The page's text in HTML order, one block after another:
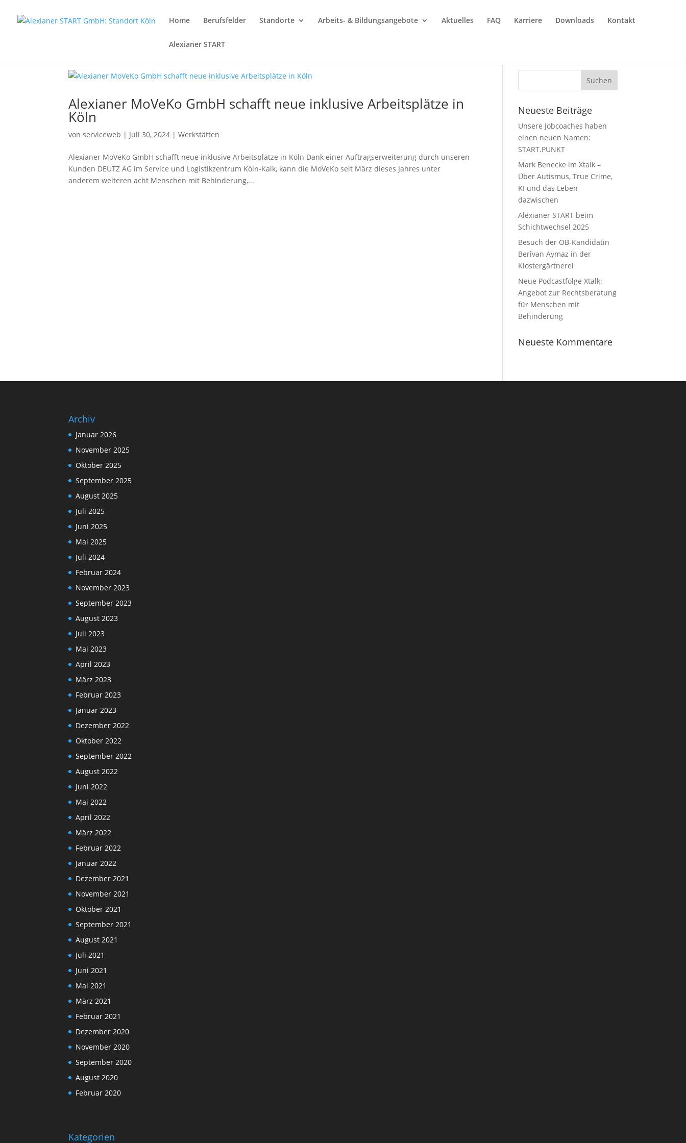
Home Berufsfelder Standorte Arbeits- & Bildungsangebote Aktuelles FAQ Karriere Downloads Kontakt
Alexianer START
Alexianer MoVeKo GmbH schafft neue inklusive Arbeitsplätze in
Köln
vonserviceweb | Juli 30, 2024 |Werkstätten
Alexianer MoVeKo GmbH schafft neue inklusive Arbeitsplätze in Köln Dank einer Auftragserweiterung durch unseren
Kunden DEUTZ AG im Service und Logistikzentrum Köln-Kalk, kann die MoVeKo seit März dieses Jahres unter
anderem weiteren acht Menschen mit Behinderung,...
Neueste Beiträge
Unsere Jobcoaches haben
einen neuen Namen:
START.PUNKT
Mark Benecke im Xtalk –
Über Autismus, True Crime,
KI und das Leben
dazwischen
Alexianer START beim
Schichtwechsel 2025
Besuch der OB-Kandidatin
Berîvan Aymaz in der
Klostergärtnerei
Neue Podcastfolge Xtalk:
Angebot zur Rechtsberatung
für Menschen mit
Behinderung
Neueste Kommentare
Archiv
Januar 2026
November 2025
Oktober 2025
September 2025
August 2025
Juli 2025
Juni 2025
Mai 2025
Juli 2024
Februar 2024
November 2023
September 2023
August 2023
Juli 2023
Mai 2023
April 2023
März 2023
Februar 2023
Januar 2023
Dezember 2022
Oktober 2022
September 2022
August 2022
Juni 2022
Mai 2022
April 2022
März 2022
Februar 2022
Januar 2022
Dezember 2021
November 2021
Oktober 2021
September 2021
August 2021
Juli 2021
Juni 2021
Mai 2021
März 2021
Februar 2021
Dezember 2020
November 2020
September 2020
August 2020
Februar 2020
Kategorien